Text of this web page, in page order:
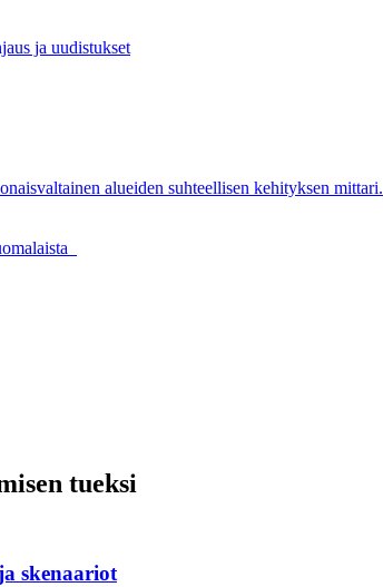
ja uudistukset
alueiden suhteellisen kehityksen mittari.
tueksi
skenaariot